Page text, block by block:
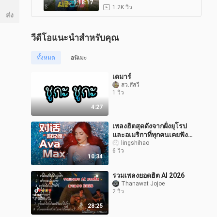
1:18:17
1.2K วิว
วีดีโอแนะนำสำหรับคุณ
ทั้งหมด อนิเมะ
4:27
เดมาร์
สว.สัสวี
1 วิว
10:34
เพลงฮิตสุดดังจากฝั่งยุโรป
และอเมริกาที่ทุกคนเคยฟัง
แท้จริงแล้วร้องโดยเธอเห
รอ? | สัมภาษณ์พิเศษ Ava
lingshihao
6 วิว
28:25
รวมเพลงยอดฮิต AI 2026
Thanawat Jojoe
2 วิว
ส่ง